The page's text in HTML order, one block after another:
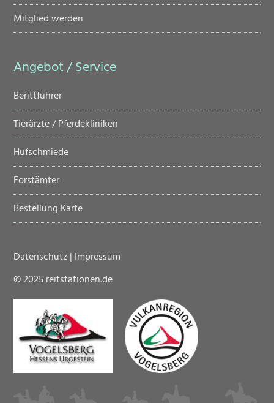
Mitglied werden
Angebot / Service
Navigation
Berittführer
Tierärzte / Pferdekliniken
Hufschmiede
Forstämter
Bestellung Karte
Datenschutz| Impressum
© 2025 reitstationen.de